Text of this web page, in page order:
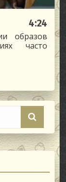
4:24
образов
часто